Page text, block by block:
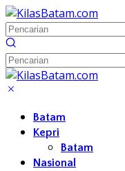
Langsung
ke
konten
Batam
Kepri
Batam
Nasional